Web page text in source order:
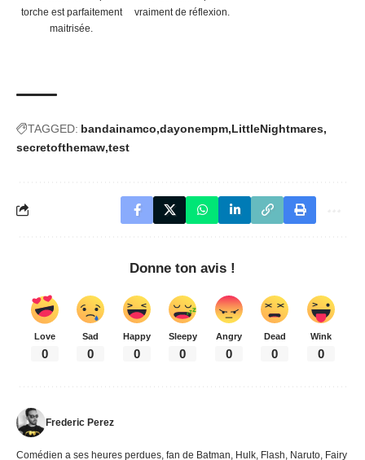
torche est parfaitement
maitrisée.
vraiment de réflexion.
TAGGED: bandainamco dayonempm LittleNightmares
secretofthemaw test
Donne ton avis !
Love
0
Sad
0
Happy
0
Sleepy
0
Angry
0
Dead
0
Wink
0
Frederic Perez
Comédien a ses heures perdues, fan de Batman, Hulk, Flash, Naruto, Fairy